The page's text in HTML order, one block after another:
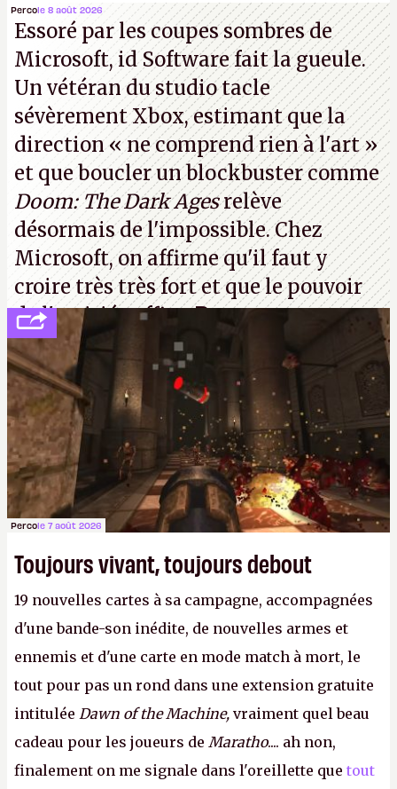
disons le, de faire grossir la marge de Sony et de
réduire le contrôle des joueurs sur les produits
culturels qu’ils achètent.K.
Percole 8 août 2026
Essoré par les coupes sombres de
Microsoft, id Software fait la gueule.
Un vétéran du studiotacle
sévèrement Xbox, estimant que la
direction« ne comprend rien à l'art »
et que boucler un blockbuster comme
Doom: The Dark Agesrelève
désormais de l'impossible. Chez
Microsoft, on affirme qu'il faut y
croire très très fort et que le pouvoir
de l'amitié suffira.P.
Percole 7 août 2026
Toujours vivant, toujours debout
19 nouvelles cartes à sa campagne, accompagnées
d'une bande-son inédite, de nouvelles armes et
ennemis et d'une carte en mode match à mort, le
tout pour pas un rond dans une extension gratuite
intitulée Dawn of the Machine, vraiment quel beau
cadeau pour les joueurs de Maratho.... ah non,
finalement on me signale dans l'oreillette que tout